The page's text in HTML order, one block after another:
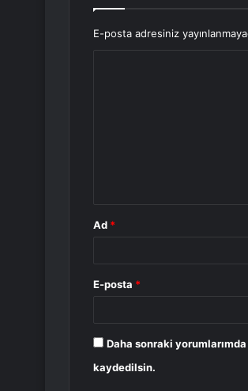
E-posta adresiniz
Ad *
E-posta *
Daha sonraki
kaydedilsin.